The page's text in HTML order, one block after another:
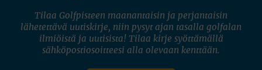
Tilaa Golfpisteen maanantaisin ja perjantaisin
lähetettävä uutiskirje, niin pysyt ajan tasalla golfalan
ilmiöistä ja uutisista! Tilaa kirje syöttämällä
sähköpostiosoitteesi alla olevaan kenttään.